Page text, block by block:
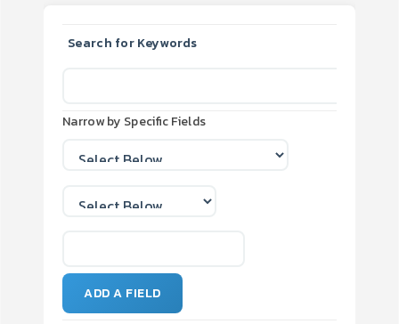
Search for Keywords
Narrow by Specific Fields
ADD A FIELD